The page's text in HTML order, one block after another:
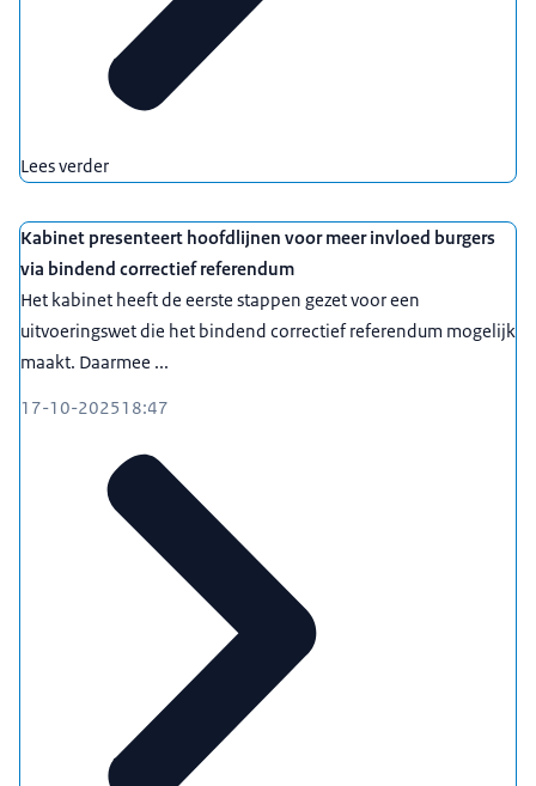
Lees verder
Kabinet presenteert hoofdlijnen voor meer invloed burgers
via bindend correctief referendum
Het kabinet heeft de eerste stappen gezet voor een
uitvoeringswet die het bindend correctief referendum mogelijk
maakt. Daarmee ...
17-10-202518:47